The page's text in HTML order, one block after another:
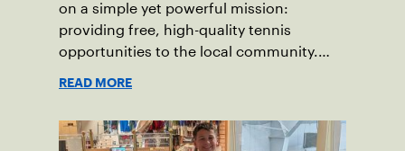
on a simple yet powerful mission:
providing free, high-quality tennis
opportunities to the local community.
impact across the Pittsburgh region
READ MORE